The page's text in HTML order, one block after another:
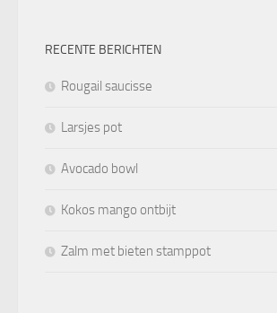
RECENTE BERICHTEN
Rougail saucisse
Larsjes pot
Avocado bowl
Kokos mango ontbijt
Zalm met bieten stamppot